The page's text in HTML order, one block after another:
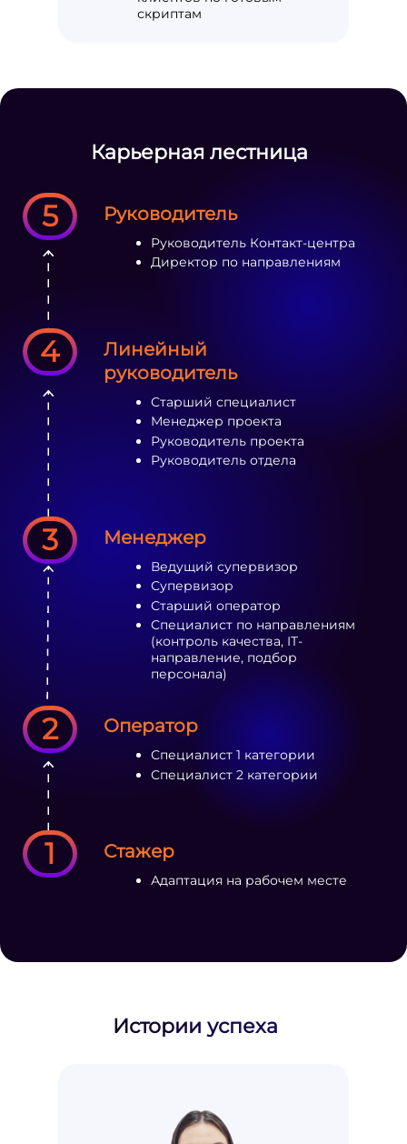
скриптам
Карьерная лестница
1
2
3
4
5
Стажер
Адаптация на рабочем месте
Оператор
Специалист 1 категории
Специалист 2 категории
Менеджер
Ведущий супервизор
Супервизор
Старший оператор
Специалист по направлениям
(контроль качества, IT-
направление, подбор
персонала)
Линейный
руководитель
Старший специалист
Менеджер проекта
Руководитель проекта
Руководитель отдела
Руководитель
Руководитель Контакт-центра
Директор по направлениям
Истории успеха